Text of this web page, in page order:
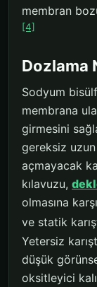
membran
[4]
Dozlama
Sodyum
membrana
girmesini
gereksiz
açmayacak
kılavuzu,
olmasına
ve statik
Yetersiz
düşük
oksitleyici